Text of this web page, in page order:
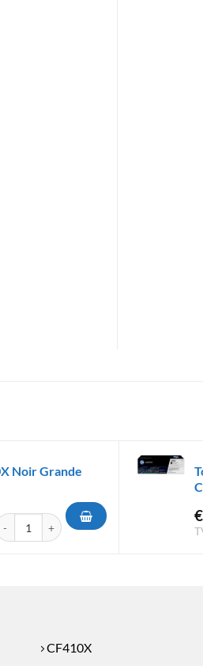
Noir Grande
de Toner HP CF410X - 410X Noir €
CF410X